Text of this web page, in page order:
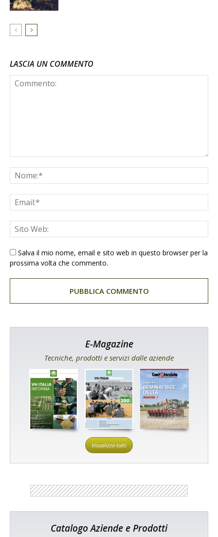
LASCIA UN COMMENTO
Salva il mio nome, email e sito web in questo browser per la
prossima volta che commento.
E-Magazine
Tecniche, prodotti e servizi dalle aziende
Visualizza tutti
Catalogo Aziende e Prodotti